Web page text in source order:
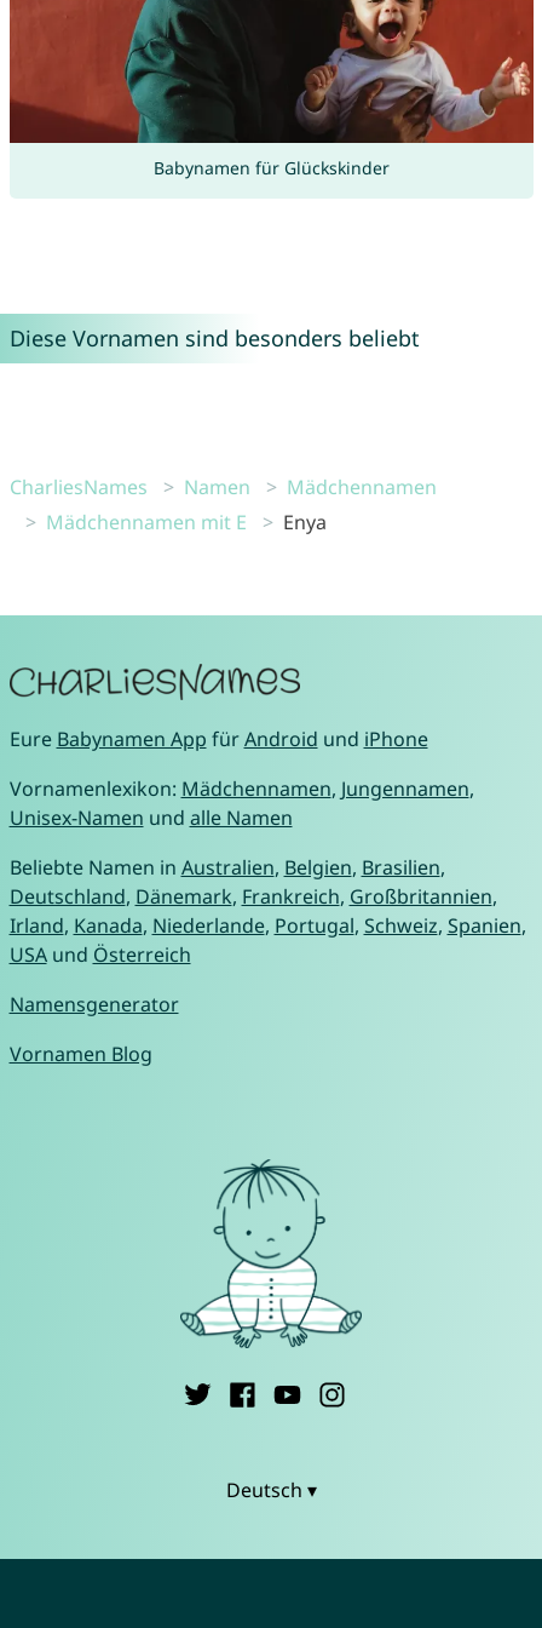
Babynamen für Glückskinder
Diese Vornamen sind besonders beliebt
CharliesNames Namen
Mädchennamen
Mädchennamen mit E
Enya
Eure Babynamen App fürAndroid und iPhone
Vornamenlexikon: Mädchennamen, Jungennamen,
Unisex-Namen und alle Namen
Beliebte Namen in Australien, Belgien, Brasilien,
Deutschland, Dänemark, Frankreich, Großbritannien,
Irland, Kanada, Niederlande, Portugal, Schweiz, Spanien,
USAund Österreich
Namensgenerator
Vornamen Blog
Deutsch ▾